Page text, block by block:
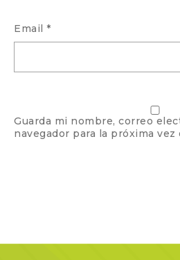
Email *
Guarda mi nombre, correo
navegador para la próxima vez